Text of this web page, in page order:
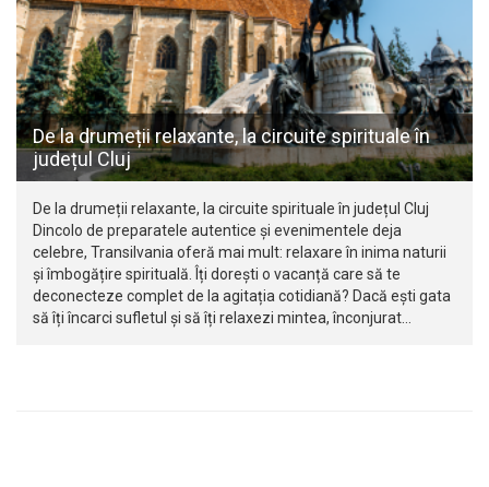
De la drumeții relaxante, la circuite spirituale în
județul Cluj
De la drumeții relaxante, la circuite spirituale în județul Cluj
Dincolo de preparatele autentice și evenimentele deja
celebre, Transilvania oferă mai mult: relaxare în inima naturii
și îmbogățire spirituală. Îți dorești o vacanță care să te
deconecteze complet de la agitația cotidiană? Dacă ești gata
să îți încarci sufletul și să îți relaxezi mintea, înconjurat…